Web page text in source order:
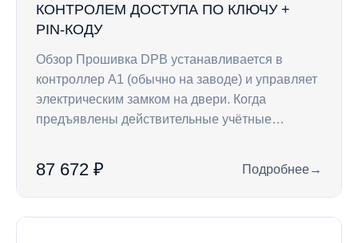
КОНТРОЛЕМ ДОСТУПА ПО КЛЮЧУ +
PIN-КОДУ
Обзор Прошивка DPB устанавливается в
контроллер A1 (обычно на заводе) и управляет
электрическим замком на двери. Когда
предъявлены действительные учётные…
87 672 ₽ Подробнее
: DPB — прошивка
→